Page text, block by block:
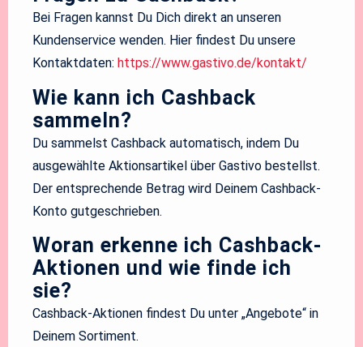
Bei Fragen kannst Du Dich direkt an unseren
Kundenservice wenden. Hier findest Du unsere
Kontaktdaten: https://www.gastivo.de/kontakt/
Wie kann ich Cashback
sammeln?
Du sammelst Cashback automatisch, indem Du
ausgewählte Aktionsartikel über Gastivo bestellst.
Der entsprechende Betrag wird Deinem Cashback-
Konto gutgeschrieben.
Woran erkenne ich Cashback-
Aktionen und wie finde ich
sie?
Cashback-Aktionen findest Du unter „Angebote“ in
Deinem Sortiment.